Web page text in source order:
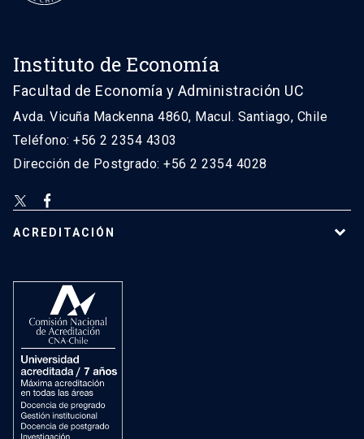
Instituto de Economía
Facultad de Economía y Administración UC
Avda. Vicuña Mackenna 4860, Macul. Santiago, Chile
Teléfono: +56 2 2354 4303
Dirección de Postgrado: +56 2 2354 4028
ACREDITACIÓN